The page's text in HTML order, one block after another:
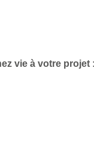
vie à votre